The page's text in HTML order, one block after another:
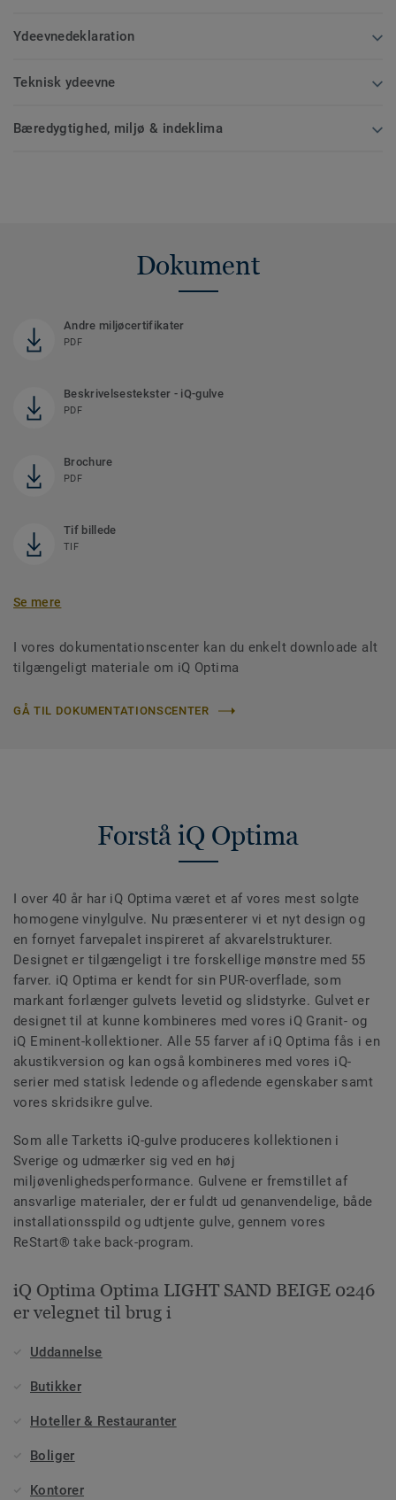
Ydeevnedeklaration
Teknisk ydeevne
Bæredygtighed, miljø & indeklima
Dokument
Andre miljøcertifikater
PDF
Beskrivelsestekster - iQ-gulve
PDF
Brochure
PDF
Tif billede
TIF
Se mere
I vores dokumentationscenter kan du enkelt downloade alt
tilgængeligt materiale om iQ Optima
GÅ TIL DOKUMENTATIONSCENTER
Forstå iQ Optima
I over 40 år har iQ Optima været et af vores mest solgte
homogene vinylgulve. Nu præsenterer vi et nyt design og
en fornyet farvepalet inspireret af akvarelstrukturer.
Designet er tilgængeligt i tre forskellige mønstre med 55
farver. iQ Optima er kendt for sin PUR-overflade, som
markant forlænger gulvets levetid og slidstyrke. Gulvet er
designet til at kunne kombineres med vores iQ Granit- og
iQ Eminent-kollektioner. Alle 55 farver af iQ Optima fås i en
akustikversion og kan også kombineres med vores iQ-
serier med statisk ledende og afledende egenskaber samt
vores skridsikre gulve.
Som alle Tarketts iQ-gulve produceres kollektionen i
Sverige og udmærker sig ved en høj
miljøvenlighedsperformance. Gulvene er fremstillet af
ansvarlige materialer, der er fuldt ud genanvendelige, både
installationsspild og udtjente gulve, gennem vores
ReStart® take back-program.
iQ Optima Optima LIGHT SAND BEIGE 0246
er velegnet til brug i
Uddannelse
Butikker
Hoteller & Restauranter
Boliger
Kontorer